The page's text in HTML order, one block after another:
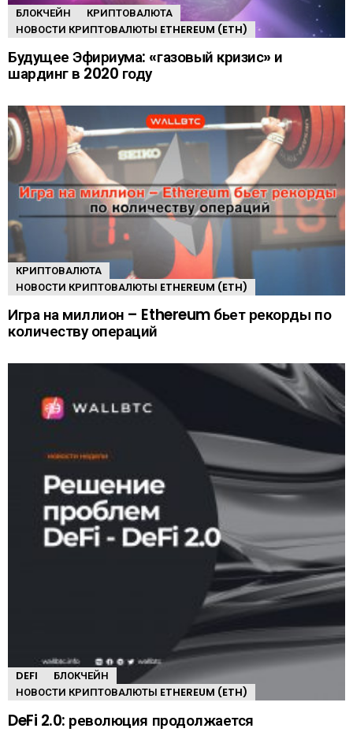
БЛОКЧЕЙН
КРИПТОВАЛЮТА
НОВОСТИ КРИПТОВАЛЮТЫ ETHEREUM (ETH)
Будущее Эфириума: «газовый кризис» и
шардинг в 2020 году
КРИПТОВАЛЮТА
НОВОСТИ КРИПТОВАЛЮТЫ ETHEREUM (ETH)
Игра на миллион – Ethereum бьет рекорды по
количеству операций
DEFI
БЛОКЧЕЙН
НОВОСТИ КРИПТОВАЛЮТЫ ETHEREUM (ETH)
DeFi 2.0: революция продолжается